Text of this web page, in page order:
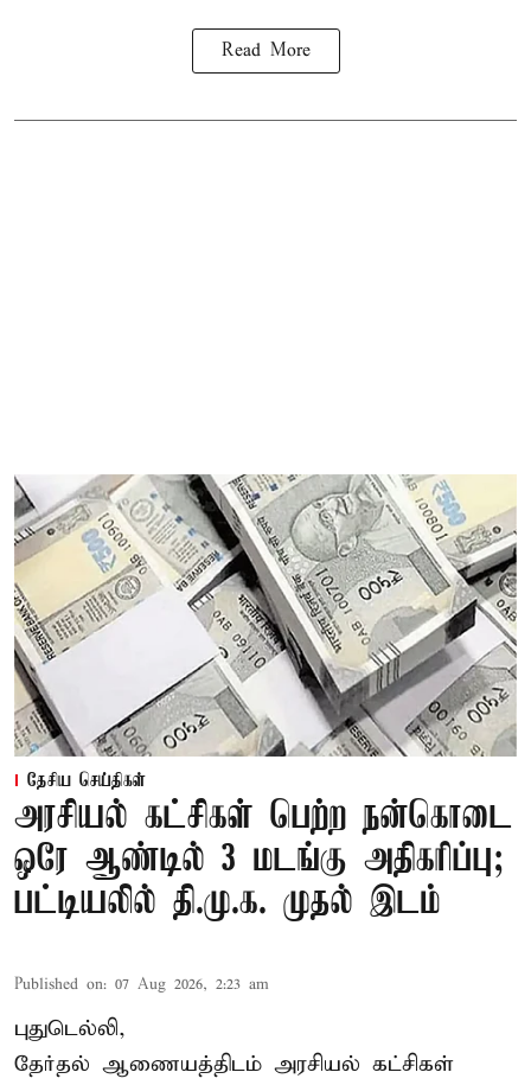
Read More
தேசிய செய்திகள்
அரசியல் கட்சிகள் பெற்ற நன்கொடை
ஒரே ஆண்டில் 3 மடங்கு அதிகரிப்பு;
பட்டியலில் தி.மு.க. முதல் இடம்
Published on: 07 Aug 2026, 2:23 am
புதுடெல்லி,
தேர்தல் ஆணையத்திடம் அரசியல் கட்சிகள்